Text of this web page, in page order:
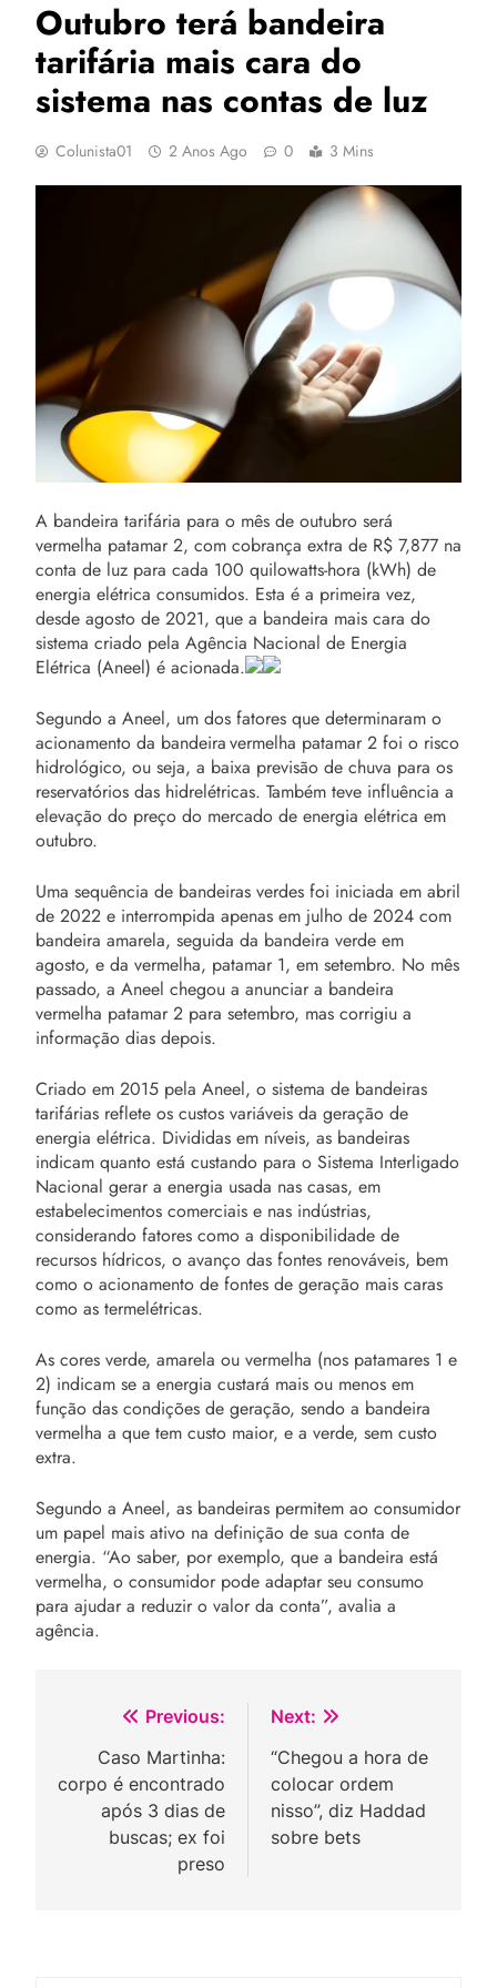
Outubro terá bandeira
tarifária mais cara do
sistema nas contas de luz
Colunista01 2 Anos Ago 0 3 Mins
A bandeira tarifária para o mês de outubro será
vermelha patamar 2, com cobrança extra de R$ 7,877 na
conta de luz para cada 100 quilowatts-hora (kWh) de
energia elétrica consumidos. Esta é a primeira vez,
desde agosto de 2021, que a bandeira mais cara do
sistema criado pela Agência Nacional de Energia
Elétrica (Aneel) é acionada.
Segundo a Aneel, um dos fatores que determinaram o
acionamento da bandeira vermelha patamar 2 foi o risco
hidrológico, ou seja, a baixa previsão de chuva para os
reservatórios das hidrelétricas. Também teve influência a
elevação do preço do mercado de energia elétrica em
outubro.
Uma sequência de bandeiras verdes foi iniciada em abril
de 2022 e interrompida apenas em julho de 2024 com
bandeira amarela, seguida da bandeira verde em
agosto, e da vermelha, patamar 1, em setembro. No mês
passado, a Aneel chegou a anunciar a bandeira
vermelha patamar 2 para setembro, mas corrigiu a
informação dias depois.
Criado em 2015 pela Aneel, o sistema de bandeiras
tarifárias reflete os custos variáveis da geração de
energia elétrica. Divididas em níveis, as bandeiras
indicam quanto está custando para o Sistema Interligado
Nacional gerar a energia usada nas casas, em
estabelecimentos comerciais e nas indústrias,
considerando fatores como a disponibilidade de
recursos hídricos, o avanço das fontes renováveis, bem
como o acionamento de fontes de geração mais caras
como as termelétricas.
As cores verde, amarela ou vermelha (nos patamares 1 e
2) indicam se a energia custará mais ou menos em
função das condições de geração, sendo a bandeira
vermelha a que tem custo maior, e a verde, sem custo
extra.
Segundo a Aneel, as bandeiras permitem ao consumidor
um papel mais ativo na definição de sua conta de
energia. “Ao saber, por exemplo, que a bandeira está
vermelha, o consumidor pode adaptar seu consumo
para ajudar a reduzir o valor da conta”, avalia a
agência.
Navegação
Post
Previous:
Caso Martinha:
corpo é encontrado
após 3 dias de
buscas; ex foi
preso
Next:
“Chegou a hora de
colocar ordem
nisso”, diz Haddad
sobre bets